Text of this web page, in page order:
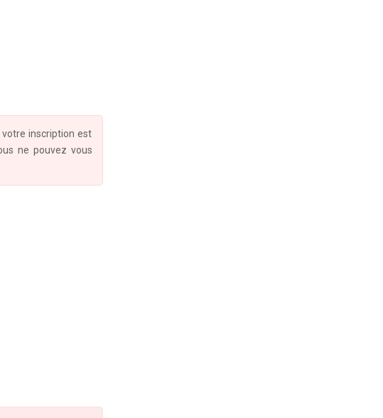
inscription est
ne pouvez vous